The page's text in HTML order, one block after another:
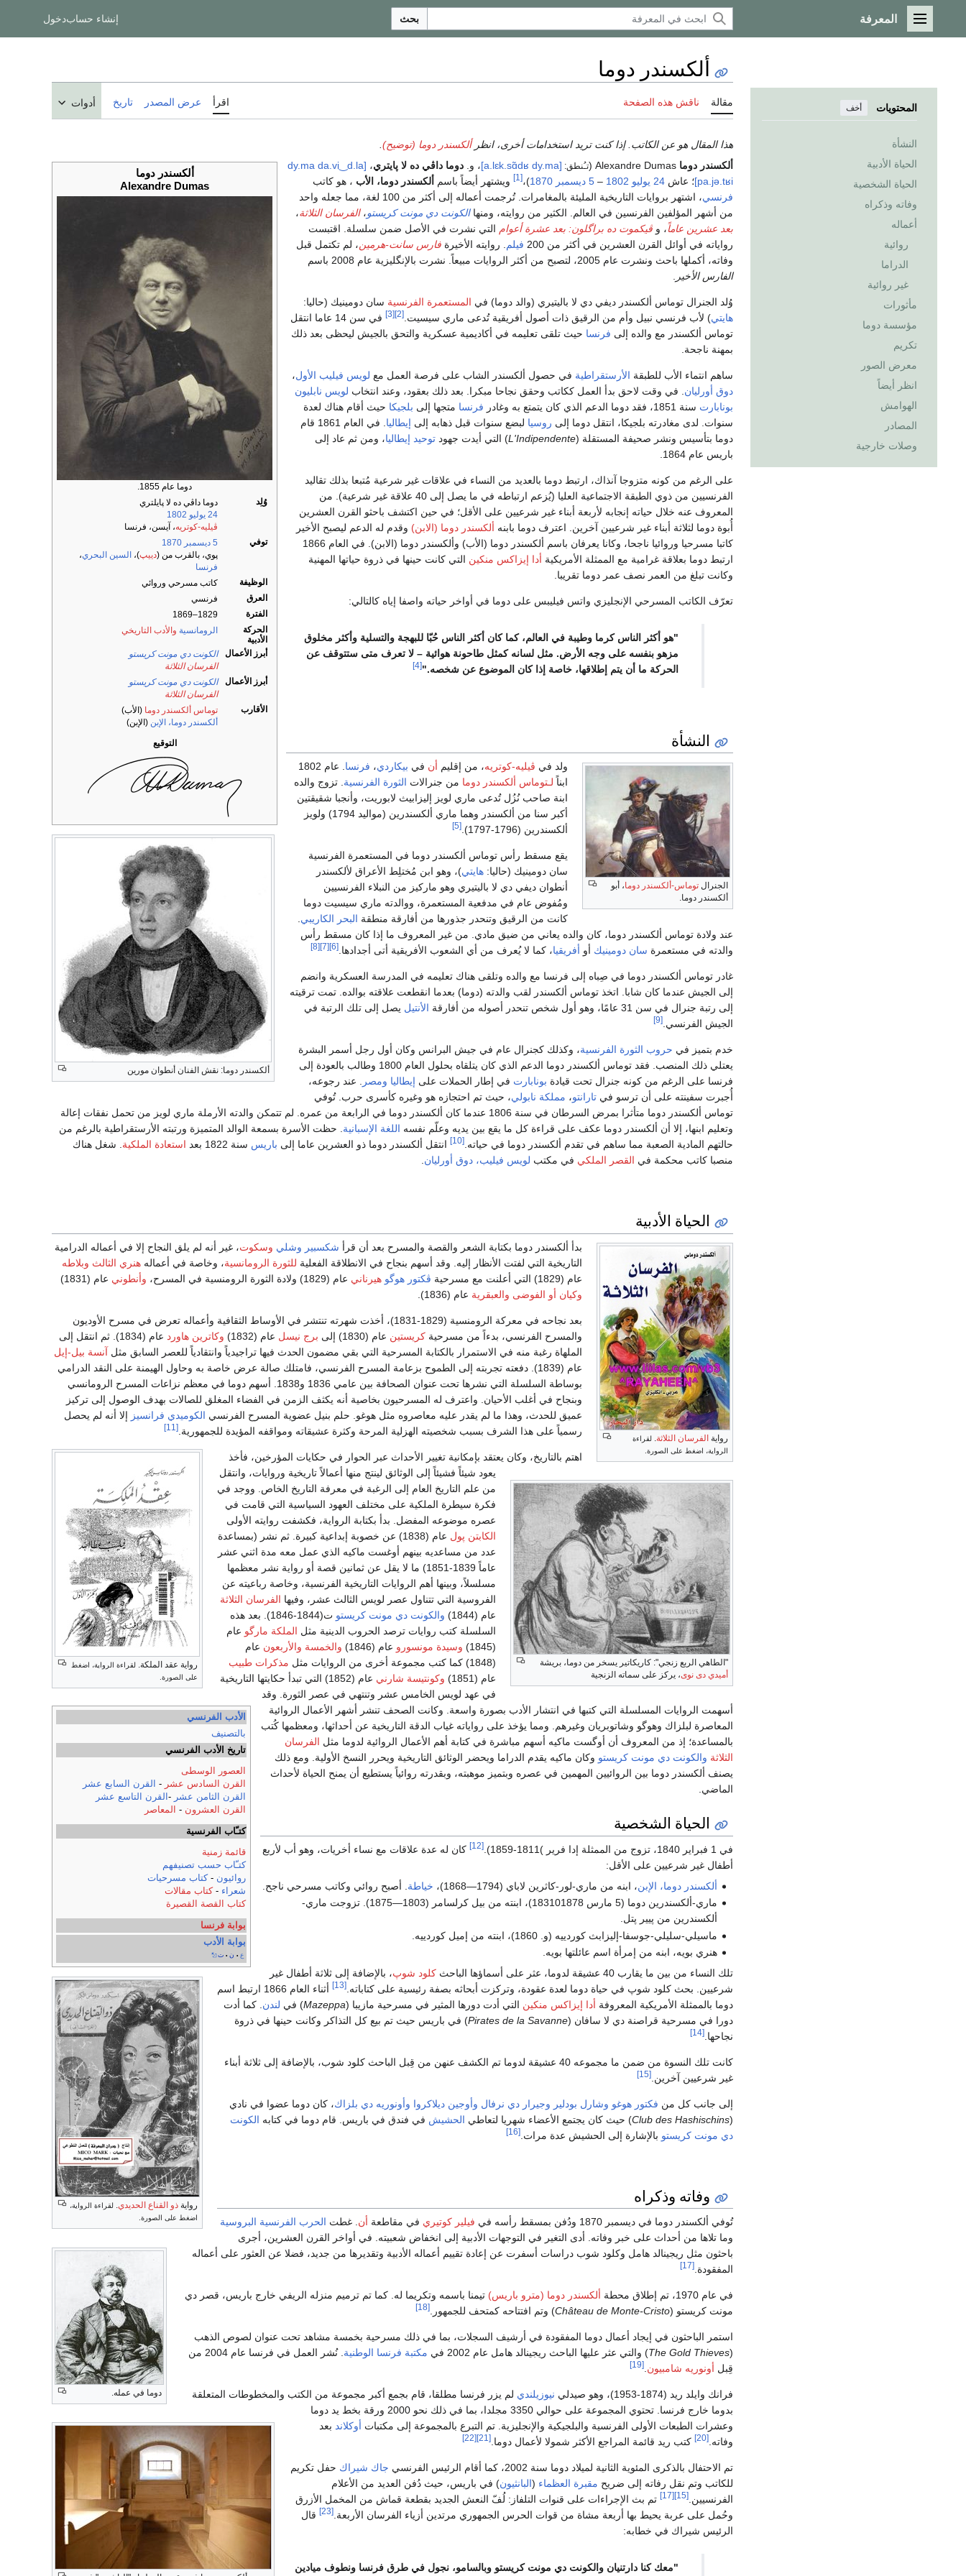
القائمة الرئيسية
المعرفة بحث إنشاء حسابدخول
المحتويات أخف
النشأة
الحياة الأدبية
الحياة الشخصية
وفاته وذكراه
أعماله
روائية
الدراما
غير روائية
مأثورات
مؤسسة دوما
تكريم
معرض الصور
انظر أيضاً
الهوامش
المصادر
وصلات خارجية
ألكسندر دوما
مقالة ناقش هذه الصفحة اقرأ عرض المصدر تاريخ أدوات
هذا المقال هو عن الكاتب. إذا كنت تريد استخدامات أخرى، انظرألكسندر دوما (توضيح)
ألكسندر دوما
Alexandre Dumas
دوما عام 1855.
وُلِد
دوما داڤي ده لا پايلتري
24 يوليو
1802
ڤيليه-كوتريه، آيسن، فرنسا
توفي
5 ديسمبر
1870
پوي، بالقرب من (دييپ)، السين البحري،
فرنسا
الوظيفة
كاتب مسرحي وروائي
العرق
فرنسي
الفترة
1829–1869
الحركة
الأدبية
الرومانسية والأدب التاريخي
أبرز الأعمال
الكونت دي مونت كريستو
الفرسان الثلاثة
أبرز الأعمال
الكونت دي مونت كريستو
الفرسان الثلاثة
الأقارب
توماس ألكسندر دوما (الأب)
ألكسندر دوما، الإبن (الإبن)
التوقيع
ألكسندر دوما تـُنطق: [a.lɛk.sɑ̃dʁ dy.ma] ، و. دوما داڤي ده لا پايتري،
[dy.ma da.vi‿d.la
pa.jə.tʁi] ؛ عاش 24 يوليو 1802
– 5 ديسمبر 1870)،[1] ويشتهر أيضاً باسم ألكسندر دوما، الأب ، هو كاتب
فرنسي
، اشتهر بروايات التاريخية المليئة بالمغامرات. تُرجمت أعماله إلى أكثر من 100 لغة، مما جعله واحد
من أشهر المؤلفين الفرنسين في العالم. الكثير من روايته، ومنهاالكونت دي مونت كريستو،الفرسان الثلاثة،
بعد عشرين عاماً، و ڤيكموت ده براگلون: بعد عشرة أعوام التي نشرت في الأصل ضمن سلسلة. اقتبست
رواياته في أوائل القرن العشرين في أكثر من 200
فيلم . روايته الأخيرة فارس سانت-هرمين، لم تكتمل قبل
وفاته، أكملها باحث ونشرت عام 2005، لتصبح من أكثر الروايات مبيعاً. نشرت بالإنگليزية عام 2008 باسم
الفارس الأخير
وُلد الجنرال توماس ألكسندر ديفي دي لا باليتيري (والد دوما) في المستعمرة الفرنسية سان دومينيك (حاليا:
هايتي) لأب فرنسي نبيل وأم من الرقيق ذات أصول أفريقية تُدعى ماري سيسيت. [2]
[3]
في سن 14 عاما انتقل
توماس ألكسندر مع والده إلى فرنسا حيث تلقى تعليمه في أكاديمية عسكرية والتحق بالجيش ليحظى بعد ذلك
بمهنة ناجحة.
ساهم انتماء الأب للطبقة الأرستقراطية في حصول ألكسندر الشاب على فرصة العمل مع لويس فيليب الأول،
دوق أورليان . في وقت لاحق بدأ العمل ككاتب وحقق نجاحا مبكرا. بعد ذلك بعقود، وعند انتخاب لويس نابليون
بونابارت سنة 1851، فقد دوما الدعم الذي كان يتمتع به وغادر فرنسا متجها إلى بلجيكا حيث أقام هناك لعدة
سنوات. لدى مغادرته بلجيكا، انتقل دوما إلى روسيا لبضع سنوات قبل ذهابه إلى إيطاليا
. في العام 1861 قام
دوما بتأسيس ونشر صحيفة المستقلة (L'Indipendente) التي أيدت جهود توحيد إيطاليا، ومن ثم عاد إلى
باريس عام 1864.
على الرغم من كونه متزوجا آنذاك، ارتبط دوما بالعديد من النساء في علاقات غير شرعية مُتبعا بذلك تقاليد
الفرنسيين من ذوي الطبقة الاجتماعية العليا (يُزعم ارتباطه في ما يصل إلى 40 علاقة غير شرعية). من
المعروف عنه خلال حياته إنجابه لأربعة أبناء غير شرعيين على الأقل؛ في حين اكتشف باحثو القرن العشرين
أُبوة دوما لثلاثة أبناء غير شرعيين آخرين. اعترف دوما بابنه ألكسندر دوما (الابن) وقدم له الدعم ليصبح الأخير
كاتبا مسرحيا وروائيا ناجحا، وكانا يعرفان باسم ألكسندر دوما (الأب) وألكسندر دوما (الابن). في العام 1866
ارتبط دوما بعلاقة غرامية مع الممثلة الأمريكية أدا إيزاكس منكين التي كانت حينها في ذروة حياتها المهنية
وكانت تبلغ من العمر نصف عمر دوما تقريبا.
تعرّف الكاتب المسرحي الإنجليزي واتس فيليبس على دوما في أواخر حياته واصفا إياه كالتالي:
"هو أكثر الناس كرما وطيبة في العالم، كما كان أكثر الناس حُبّا للبهجة والتسلية وأكثر مخلوق
مزهو بنفسه على وجه الأرض. مثل لسانه كمثل طاحونة هوائية – لا تعرف متى ستتوقف عن
الحركة ما أن يتم إطلاقها، خاصة إذا كان الموضوع عن شخصه."[4]
النشأة
الجنرال توماس-ألكسندر دوما، أبو
ألكسندر دوما.
ألكسندر دوما: نقش الفنان أنطوان مورين
ولد في ڤيليه-كوتريه، من إقليم أن في بيكاردي، فرنسا
. عام 1802
ابناً لـتوماس ألكسندر دوما من جنرالات الثورة الفرنسية. تزوج والده
ابنة صاحب نُزُل تُدعى ماري لويز إليزابيث لابوريت، وأنجبا شقيقتين
أكبر سنا من ألكسندر وهما ماري ألكسندرين (مواليد 1794) ولويز
ألكسندرين (1796-1797).
[5]
يقع مسقط رأس توماس ألكسندر دوما في المستعمرة الفرنسية
سان دومينيك (حاليا: هايتي)، وهو ابن مُختلِط الأعراق لألكسندر
أنطوان ديفي دي لا باليتيري وهو ماركيز من النبلاء الفرنسيين
ومُفوض عام في مدفعية المستعمرة، ووالدته ماري سيسيت دوما
كانت من الرقيق وتنحدر جذورها من أفارقة منطقة البحر الكاريبي.
عند ولادة توماس ألكسندر دوما، كان والده يعاني من ضيق مادي. من غير المعروف ما إذا كان مسقط رأس
والدته في مستعمرة سان دومينيك أو أفريقيا، كما لا يُعرف من أي الشعوب الأفريقية أتى أجدادها.[6]
[7]
[8]
غادر توماس ألكسندر دوما في صِباه إلى فرنسا مع والده وتلقى هناك تعليمه في المدرسة العسكرية وانضم
إلى الجيش عندما كان شابا. اتخذ توماس ألكسندر لقب والدته (دوما) بعدما انقطعت علاقته بوالده. تمت ترقيته
إلى رتبة جنرال في سن 31 عامًا، وهو أول شخص تنحدر أصوله من أفارقة
الأنتيل يصل إلى تلك الرتبة في
الجيش الفرنسي.[9]
خدم بتميز في حروب الثورة الفرنسية، وكذلك كجنرال عام في جيش البرانس وكان أول رجل أسمر البشرة
يعتلي ذلك المنصب. فقد توماس ألكسندر دوما الدعم الذي كان يتلقاه بحلول العام 1800 وطالب بالعودة إلى
فرنسا على الرغم من كونه جنرال تحت قيادة بونابارت في إطار الحملات على إيطاليا ومصر . عند رجوعه،
أُجبرت سفينته على أن ترسو في تارانتو، مملكة نابولي، حيث تم احتجازه هو وغيره كأسرى حرب. تُوفي
توماس ألكسندر دوما متأثرا بمرض السرطان في سنة 1806 عندما كان ألكسندر دوما في الرابعة من عمره. لم تتمكن والدته الأرملة ماري لويز من تحمل نفقات إعالة
وتعليم ابنها، إلا أن ألكسندر دوما عكف على قراءة كل ما يقع بين يديه وعلّم نفسه اللغة الإسبانية. حظت الأسرة بسمعة الوالد المتميزة ورتبته الأرستقراطية بالرغم من
حالتهم المادية الصعبة مما ساهم في تقدم ألكسندر دوما في حياته.[10] انتقل ألكسندر دوما ذو العشرين عاما إلى باريس سنة 1822 بعد استعادة الملكية. شغل هناك
منصبا كاتب محكمة في القصر الملكي في مكتب لويس فيليب، دوق أورليان.
الحياة الأدبية
رواية الفرسان الثلاثة. لقراءة
الرواية، اضغط على الصورة.
بدأ ألكسندر دوما بكتابة الشعر والقصة والمسرح بعد أن قرأ شكسبير وشلي وسكوت، غير أنه لم يلق النجاح إلا في أعماله الدرامية
التاريخية التي لفتت الأنظار إليه. وقد أسهم بنجاح في الانطلاقة الفعلية للثورة الرومانسية، وخاصة في أعماله هنري الثالث وبلاطه
عام (1829) التي أعلنت مع مسرحية
ڤكتور هوگو هيرناني عام (1829) ولادة الثورة الرومنسية في المسرح، وأنطوني عام (1831)
وكيان أو الفوضى والعبقرية عام (1836).
بعد نجاحه في معركة الرومنسية (1829-1831)، أخذت شهرته تنتشر في الأوساط الثقافية وأعماله تعرض في مسرح الأوديون
والمسرح الفرنسي، بدءاً من مسرحية كريستين عام (1830) إلى برج نيسل عام (1832) وكاترين هاورد
عام (1834). ثم انتقل إلى
الملهاة رغبة منه في الاستمرار بالكتابة المسرحية التي بقي مضمون الحدث فيها تراجيدياً وانتقادياً للعصر السابق مثل آنسة بيل-إيل
عام (1839). دفعته تجربته إلى الطموح بزعامة المسرح الفرنسي، فامتلك صالة عرض خاصة به وحاول الهيمنة على النقد الدرامي
بوساطة السلسلة التي نشرها تحت عنوان الصحافة بين عامي 1836 و1838. أسهم دوما في معظم نزاعات المسرح الرومانسي
وبنجاح في أغلب الأحيان. واعترف له المسرحيون بخاصية أنه يكثف الزمن في الفضاء المغلق للصالات بهدف الوصول إلى تركيز
عميق للحدث، وهذا ما لم يقدر عليه معاصروه مثل هوغو. حلم بنيل عضوية المسرح الفرنسي الكوميدي فرانسيز إلا أنه لم يحصل
رسمياً على هذا الشرف بسبب شخصيته الهزلية المرحة وكثرة عشيقاته ومواقفه المؤيدة للجمهورية. [11]
رواية عقد الملكة.
لقراءة الرواية، اضغط
على الصورة.
"الطاهي الربع زنجي": كاريكاتير يسخر من دوما، بريشة
أميدي دى نوى، يركز على سماته الزنجية
الأدب الفرنسي
بالتصنيف
تاريخ الأدب الفرنسي
العصور الوسطى
القرن السادس عشر -
القرن السابع عشر
القرن الثامن عشر - القرن التاسع عشر
القرن العشرون - المعاصر
كتـّاب الفرنسية
قائمة زمنية
كتـّاب حسب تصنيفهم
روائيون - كتاب مسرحيات
شعراء - كتاب مقالات
كتاب القصة القصيرة
بوابة فرنسا
بوابة الأدب
ع • ن • ت
اهتم بالتاريخ، وكان يعتقد بإمكانية تغيير الأحداث عبر الحوار في حكايات المؤرخين، فأخذ
يعود شيئاً فشيئاً إلى الوثائق لينتج منها أعمالاً تاريخية وروايات، وانتقل
من علم التاريخ العام إلى الرغبة في معرفة التاريخ الخاص. ووجد في
فكرة سيطرة الملكية على مختلف العهود السياسية التي قامت في
عصره موضوعه المفضل. بدأ بكتابة الرواية، فكشفت روايته الأولى
الكابتن پول
عام (1838) عن خصوبة إبداعية كبيرة. ثم نشر (بمساعدة
عدد من مساعديه بينهم أوغست ماكيه الذي عمل معه مدة اثني عشر
عاماً 1839-1851) ما لا يقل عن ثمانين قصة أو رواية نشر معظمها
مسلسلاً، وبينها أهم الروايات التاريخية الفرنسية، وخاصة رباعيته عن
الفروسية التي تتناول عصر لويس الثالث عشر، وفيها الفرسان الثلاثة
عام (1844)
والكونت دي مونت كريستو
ت(1844-1846). بعد هذه
السلسلة كتب روايات ترصد الحروب الدينية مثل الملكة مارگو عام
(1845)
وسيدة مونسورو عام (1846) والخمسة والأربعون عام
(1848) كما كتب مجموعة أخرى من الروايات مثل
مذكرات طبيب
عام (1851)
وكونتيسة شارني
عام (1852) التي تبدأ حكايتها التاريخية
في عهد لويس الخامس عشر وتنتهي في عصر الثورة. وقد
أسهمت الروايات المسلسلة التي كتبها في انتشار الأدب بصورة واسعة. وكانت الصحف تنشر أشهر الأعمال الروائية
المعاصرة لبلزاك وهوگو وشاتوبريان وغيرهم. ومما يؤخذ على رواياته غياب الدقة التاريخية عن أحداثها، ومعظمها كُتب
بالمساعدة؛ إذ من المعروف أن أوگست ماكيه أسهم مباشرة في كتابة أهم الأعمال الروائية لدوما مثل الفرسان
الثلاثة والكونت دي مونت كريستو وكان ماكيه يقدم الدراما ويحضر الوثائق التاريخية ويحرر النسخ الأولية. ومع ذلك
يصنف ألكسندر دوما بين الروائيين المهمين في عصره وبتميز موهبته، وبقدرته روائياً يستطيع أن يمنح الحياة لأحداث
الماضي.
الحياة الشخصية
رواية ذو القناع الحديدي. لقراءة الرواية،
اضغط على الصورة.
في 1 فبراير 1840، تزوج من الممثلة إدا فرير )1811-1859). [12]
كان له عدة علاقات مع نساء أخريات، وهو أب لأربع
أطفال غير شرعيين على الأقل:
ألكسندر دوما، الإبن، ابنه من ماري-لور-كاثرين لاباي (1794—1868)، خياطة . أصبح روائي وكاتب مسرحي ناجح.
ماري-ألكسندرين دوما (5 مارس 183101878)، ابنته من بيل كرلسامر (1803—1875). تزوجت ماري-
ألكسندرين من پيير پتل.
ماسيلي-سليلي-جوسفا-إليزابث كوردييه (و. 1860)، ابنته من إميل كوردييه.
هنري بويه، ابنه من إمرأة اسم عائلتها بويه.
تلك النساء من بين ما يقارب 40 عشيقة لدوما، عثر على أسماؤها الباحث
كلود شوپ، بالإضافة إلى ثلاثة أطفال غير
شرعيين. بحث كلود شوپ في حياة دوما لعدة عقودة، وتركزت أبحاثه بصفة رئيسية على كتاباته. [13]
أثناء العام 1866 ارتبط اسم
دوما بالممثلة الأمريكية المعروفة أدا إيزاكس منكين التي أدت دورها المثير في مسرحية مازيبا (Mazeppa) في لندن . كما أدت
دورا في مسرحية قراصنة دي لا سافان (Pirates de la Savanne) في باريس حيث تم بيع كل التذاكر وكانت حينها في ذروة
نجاحها. [14]
كانت تلك النسوة من ضمن ما مجموعه 40 عشيقة لدوما تم الكشف عنهن من قِبل الباحث كلود شوب، بالإضافة إلى ثلاثة أبناء
غير شرعيين آخرين. [15]
إلى جانب كل من فكتور هوغو وشارل بودلير وجيرار دي نرفال وأوجين ديلاكروا وأونوريه دي بلزاك، كان دوما عضوا في نادي
(
Club des Hashischins) حيث كان يجتمع الأعضاء شهريا لتعاطي الحشيش في فندق في باريس. قام دوما في كتابه الكونت
دي مونت كريستو بالإشارة إلى الحشيش عدة مرات. [16]
وفاته وذكراه
دوما في عمله.
تُوفي ألكسندر دوما في ديسمبر 1870 ودُفن بمسقط رأسه في فيلير كوتيري في مقاطعة أن. غطت الحرب الفرنسية البروسية
وما تلاها من أحداث على خبر وفاته. أدى التغير في التوجهات الأدبية إلى انخفاض شعبيته. في أواخر القرن العشرين، أجرى
باحثون مثل ريجينالد هامل وكلود شوب دراسات أسفرت عن إعادة تقييم أعماله الأدبية وتقديرها من جديد، فضلا عن العثور على أعماله
المفقودة.[17]
في عام 1970، تم إطلاق محطة ألكسندر دوما (مترو باريس) تيمنا باسمه وتكريما له. كما تم ترميم منزله الريفي خارج باريس، قصر دي
مونت كريستو (Château de Monte-Cristo) وتم افتتاحه كمتحف للجمهور.[18]
استمر الباحثون في إيجاد أعمال دوما المفقودة في أرشيف السجلات، بما في ذلك مسرحية بخمسة مشاهد تحت عنوان لصوص الذهب
(
The Gold Thieves) والتي عثر عليها الباحث ريجينالد هامل عام 2002 في مكتبة فرنسا الوطنية
. نُشر العمل في فرنسا عام 2004 من
قِبل أونوريه شامبيون.
[19]
فرانك وايلد ريد (1874-1953)، وهو صيدلي نيوزيلندي لم يزر فرنسا مطلقا، قام بجمع أكبر مجموعة من الكتب والمخطوطات المتعلقة
بدوما خارج فرنسا. تحتوي المجموعة على حوالي 3350 مجلدا، بما في ذلك نحو 2000 ورقة بخط يد دوما
وعشرات الطبعات الأولى الفرنسية والبلجيكية والإنجليزية. تم التبرع بالمجموعة إلى مكتبات أوكلاند بعد
وفاته.[20] كتب ريد قائمة المراجع الأكثر شمولا لأعمال دوما.[21]
[22]
تم الاحتفال بالذكرى المئوية الثانية لميلاد دوما سنة 2002، كما أقام الرئيس الفرنسي جاك شيراك حفل تكريم
للكاتب وتم نقل رفاته إلى ضريح مقبرة العظماء (البانثيون) في باريس، حيث دُفن العديد من الأعلام
الفرنسيين.[15]
[17]
تم بث الإجراءات على قنوات التلفاز: لُفّ النعش الجديد بقطعة قماش من المخمل الأزرق
وحُمل على عربة يحيط بها أربعة مشاة من قوات الحرس الجمهوري مرتدين أزياء الفرسان الأربعة.[23]
قال
الرئيس شيراك في خطابه:
"معك كنا دارتنيان والكونت دي مونت كريستو وبالسامو، نجول في طرق فرنسا ونطوف ميادين